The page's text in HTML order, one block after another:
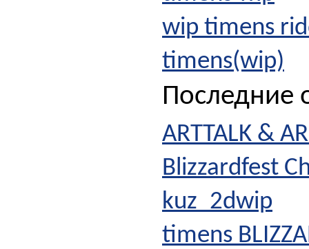
wip timens
timens(wip)
Последние
ARTTALK &
Blizzardfest
kuz_2dwip
timens